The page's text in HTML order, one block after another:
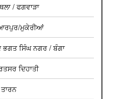
/ ਫਗਵਾੜਾ
ਮੁਕੇਰੀਆਂ
ਭਗਤ ਸਿੰਘ ਨਗਰ / ਬੰਗਾ
ਦਿਹਾਤੀ